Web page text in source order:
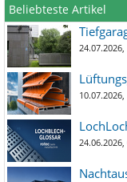
Beliebteste Artikel